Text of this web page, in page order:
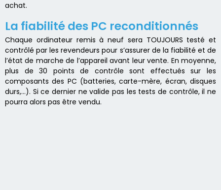
achat.
La fiabilité des PC reconditionnés
Chaque ordinateur remis à neuf sera TOUJOURS testé et
contrôlé par les revendeurs pour s’assurer de la fiabilité et de
l’état de marche de l’appareil avant leur vente. En moyenne,
plus de 30 points de contrôle sont effectués sur les
composants des PC (batteries, carte-mère, écran, disques
durs,…). Si ce dernier ne valide pas les tests de contrôle, il ne
pourra alors pas être vendu.